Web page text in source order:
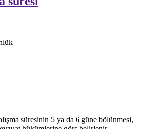
süresinin 5 ya da 6 güne bölünmesi,